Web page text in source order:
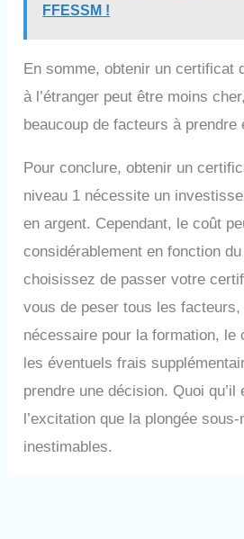
FFESSM !
En somme, obtenir un certificat
à l’étranger peut être moins
beaucoup de facteurs à prendre
Pour conclure, obtenir un
niveau 1 nécessite un
en argent. Cependant, le coût
considérablement en fonction
choisissez de passer votre
vous de peser tous les
nécessaire pour la formation, le
les éventuels frais
prendre une décision. Quoi
l’excitation que la plongée
inestimables.